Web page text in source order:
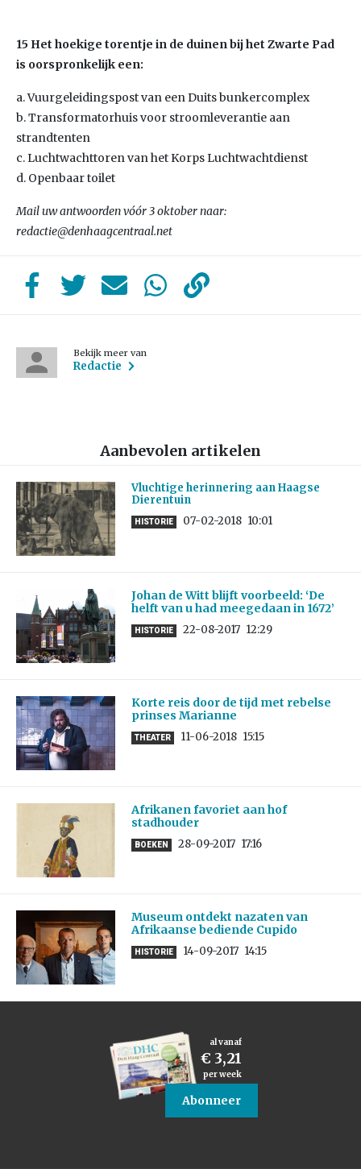
15 Het hoekige torentje in de duinen bij het Zwarte Pad
is oorspronkelijk een:
a. Vuurgeleidingspost van een Duits bunkercomplex
b. Transformatorhuis voor stroomleverantie aan
strandtenten
c. Luchtwachttoren van het Korps Luchtwachtdienst
d. Openbaar toilet
Mail uw antwoorden vóór 3 oktober naar:
redactie@denhaagcentraal.net
Bekijk meer van
Redactie
Aanbevolen artikelen
Vluchtige herinnering aan Haagse
Dierentuin
HISTORIE 07-02-2018 10:01
Johan de Witt blijft voorbeeld: ‘De
helft van u had meegedaan in 1672’
HISTORIE 22-08-2017 12:29
Korte reis door de tijd met rebelse
prinses Marianne
THEATER 11-06-2018 15:15
Afrikanen favoriet aan hof
stadhouder
BOEKEN 28-09-2017 17:16
Museum ontdekt nazaten van
Afrikaanse bediende Cupido
HISTORIE 14-09-2017 14:15
al vanaf
€ 3,21
per week
Abonneer